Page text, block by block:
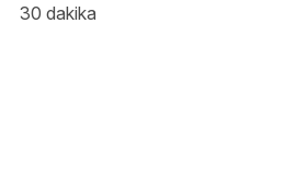
30 dakika